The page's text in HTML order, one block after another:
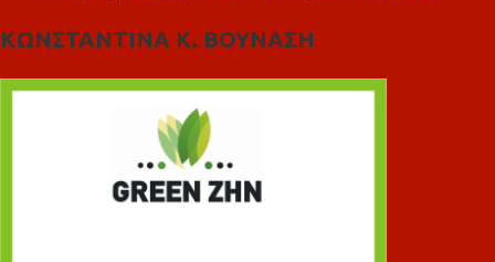
ΚΩΝΣΤΑΝΤΙΝΑ Κ. ΒΟΥΝΑΣΗ